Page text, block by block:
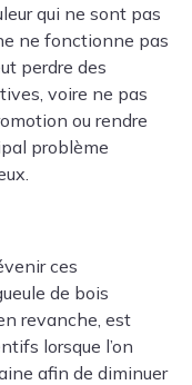
qui ne sont pas
ne fonctionne pas
perdre des
voire ne pas
ou rendre
problème
ces
de bois
revanche, est
lorsque l’on
afin de diminuer